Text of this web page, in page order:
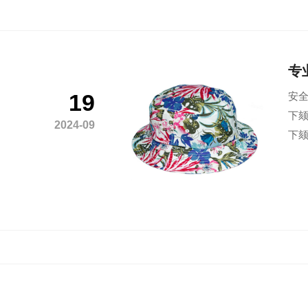
19
2024-09
专
安
下
下